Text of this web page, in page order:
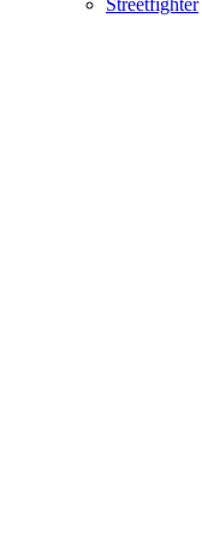
Streetfighter